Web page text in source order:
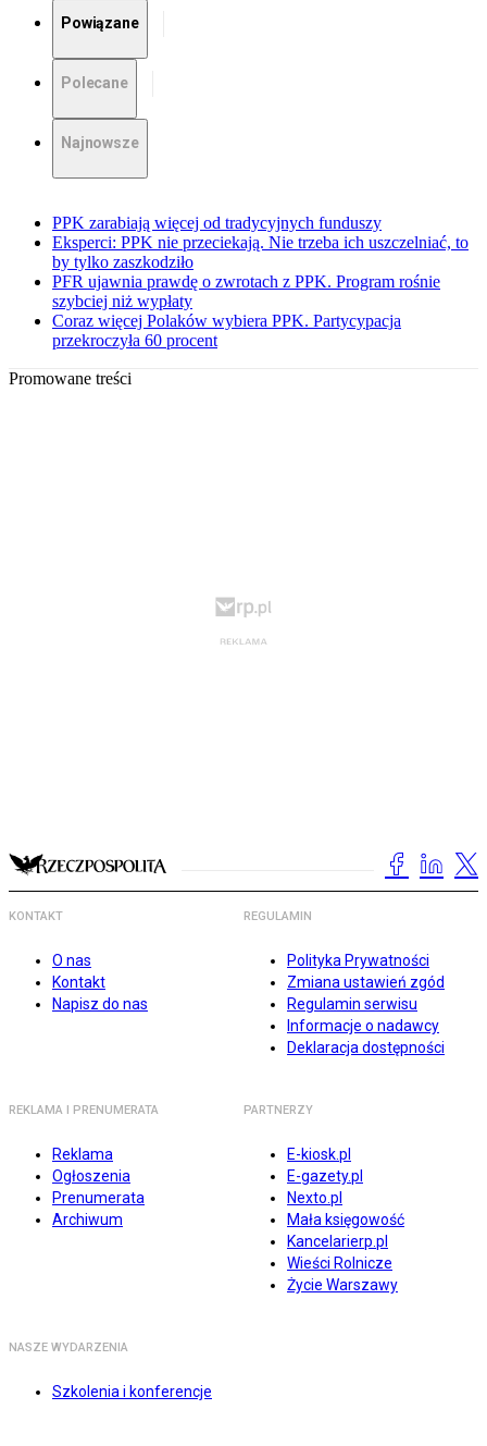
Powiązane
Polecane
Najnowsze
PPK zarabiają więcej od tradycyjnych funduszy
Eksperci: PPK nie przeciekają. Nie trzeba ich uszczelniać, to
by tylko zaszkodziło
PFR ujawnia prawdę o zwrotach z PPK. Program rośnie
szybciej niż wypłaty
Coraz więcej Polaków wybiera PPK. Partycypacja
przekroczyła 60 procent
Promowane treści
KONTAKT
O nas
Kontakt
Napisz do nas
REGULAMIN
Polityka Prywatności
Zmiana ustawień zgód
Regulamin serwisu
Informacje o nadawcy
Deklaracja dostępności
REKLAMA I PRENUMERATA
Reklama
Ogłoszenia
Prenumerata
Archiwum
PARTNERZY
E-kiosk.pl
E-gazety.pl
Nexto.pl
Mała księgowość
Kancelarierp.pl
Wieści Rolnicze
Życie Warszawy
NASZE WYDARZENIA
Szkolenia i konferencje